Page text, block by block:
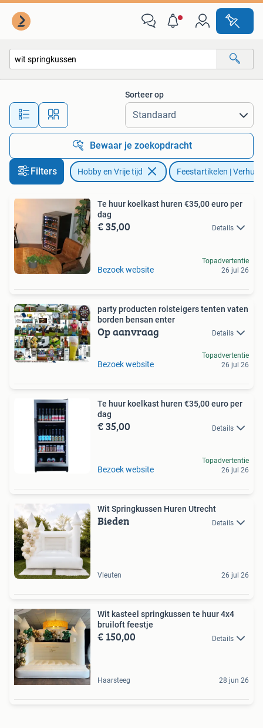
Alle afstanden…
Sorteer op
Bewaar je zoekopdracht
Filters Hobby en Vrije tijd Feestartikelen | Verhuur
Te huur koelkast huren €35,00 euro per
dag
€ 35,00 Details
Bezoek website
Topadvertentie
26 jul 26
party producten rolsteigers tenten vaten
borden bensan enter
Op aanvraag Details
Bezoek website
Topadvertentie
26 jul 26
Te huur koelkast huren €35,00 euro per
dag
€ 35,00 Details
Bezoek website
Topadvertentie
26 jul 26
Wit Springkussen Huren Utrecht
Bieden Details
Vleuten 26 jul 26
Wit kasteel springkussen te huur 4x4
bruiloft feestje
€ 150,00 Details
Haarsteeg 28 jun 26